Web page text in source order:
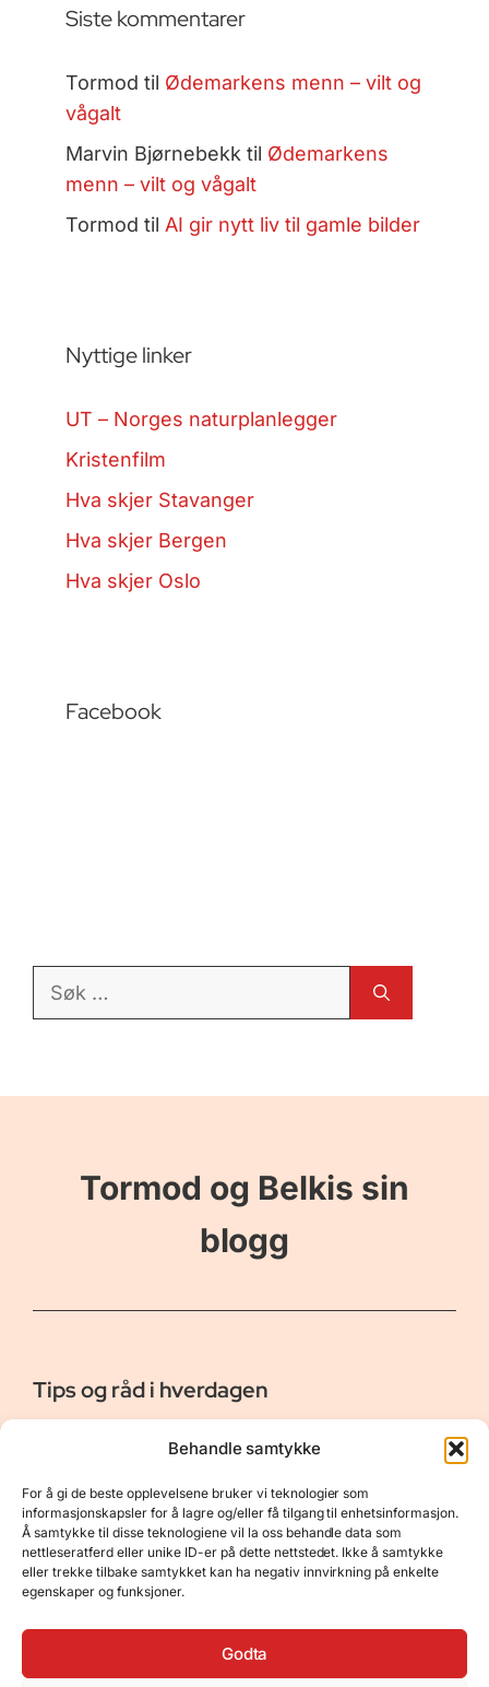
Behandle samtykke
For å gi de beste opplevelsene bruker vi teknologier som
informasjonskapsler for å lagre og/eller få tilgang til enhetsinformasjon.
Å samtykke til disse teknologiene vil la oss behandle data som
nettleseratferd eller unike ID-er på dette nettstedet. Ikke å samtykke
eller trekke tilbake samtykket kan ha negativ innvirkning på enkelte
egenskaper og funksjoner.
Godta
Siste kommentarer
Tormod til Ødemarkens menn – vilt og
vågalt
Marvin Bjørnebekktil Ødemarkens
menn – vilt og vågalt
Tormod til AI gir nytt liv til gamle bilder
Nyttige linker
UT – Norges naturplanlegger
Kristenfilm
Hva skjer Stavanger
Hva skjer Bergen
Hva skjer Oslo
Facebook
Søk
Tormod og Belkis sin
blogg
Tips og råd i hverdagen
Er vår bloggside hvor vi ønsker å dele våre opplevelser og
gi deg råd og tips innen reiser, hotell - og restauranter,
naturopplevelser, personlig pleie, data, film og bøker m.m.
Nyttige Linker
Om oss
Kontakt
Resurser
Personvernerklæring
Opphavsrett